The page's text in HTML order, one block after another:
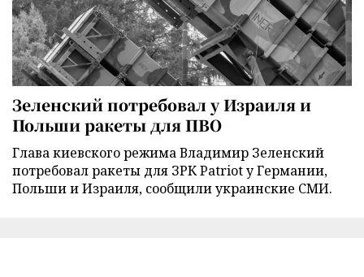
Зеленский потребовал у Израиля и
Польши ракеты для ПВО
Глава киевского режима Владимир Зеленский
потребовал ракеты для ЗРК Patriot у Германии,
Польши и Израиля, сообщили украинские СМИ.